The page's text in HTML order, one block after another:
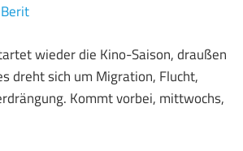
Berit
wieder die Kino-Saison, draußen
dreht sich um Migration, Flucht,
Kommt vorbei, mittwochs,